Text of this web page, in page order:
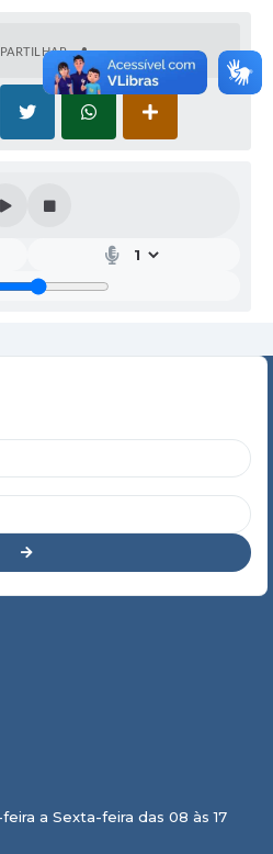
a Sexta-feira das 08 às 17